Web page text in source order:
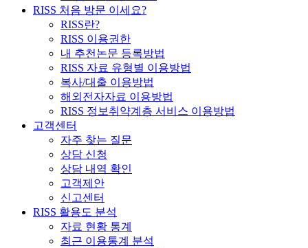
RISS 처음 방문 이세요?
RISS란?
RISS 이용권한
내 추천논문 등록방법
RISS 자료 유형별 이용방법
복사/대출 이용방법
해외전자자료 이용방법
RISS 정보취약계층 서비스 이용방법
고객센터
자주 찾는 질문
상담 신청
상담 내역 확인
고객제안
신고센터
RISS 활용도 분석
자료 현황 통계
최근 이용통계 분석